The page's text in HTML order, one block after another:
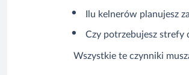
Ilu kelnerów planujesz
Czy potrzebujesz strefy
Wszystkie te czynniki